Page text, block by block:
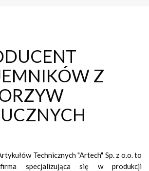
Z
Technicznych "Artech" Sp. z o.o. to
specjalizująca się w produkcji